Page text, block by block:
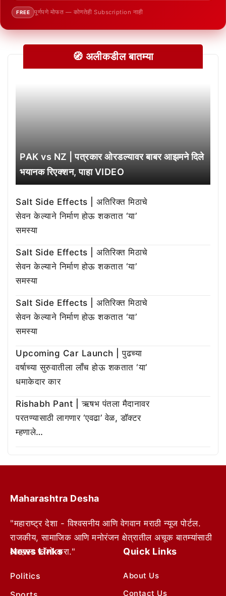
FREE पूर्णपणे मोफत — कोणतेही Subscription नाही
🧭 अलीकडील बातम्या
PAK vs NZ | पत्रकार ओरडल्यावर बाबर आझमने दिले
भयानक रिएक्शन, पाहा VIDEO
Salt Side Effects | अतिरिक्त मिठाचे
सेवन केल्याने निर्माण होऊ शकतात ‘या’
समस्या
Salt Side Effects | अतिरिक्त मिठाचे
सेवन केल्याने निर्माण होऊ शकतात ‘या’
समस्या
Salt Side Effects | अतिरिक्त मिठाचे
सेवन केल्याने निर्माण होऊ शकतात ‘या’
समस्या
Upcoming Car Launch | पुढच्या
वर्षाच्या सुरुवातीला लाँच होऊ शकतात ‘या’
धमाकेदार कार
Rishabh Pant | ऋषभ पंतला मैदानावर
परतण्यासाठी लागणार ‘एवढा’ वेळ, डॉक्टर
म्हणाले…
Maharashtra Desha
"महाराष्ट्र देशा - विश्वसनीय आणि वेगवान मराठी न्यूज पोर्टल.
राजकीय, सामाजिक आणि मनोरंजन क्षेत्रातील अचूक बातम्यांसाठी
आम्हाला फॉलो करा."
News Links
Politics
Quick Links
About Us
Contact Us